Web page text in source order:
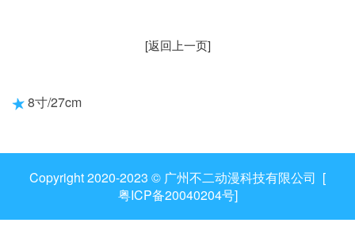
[返回上一页]
8寸/27cm
Copyright 2020-2023 © 广州不二动漫科技有限公司 [
粤ICP备20040204号]